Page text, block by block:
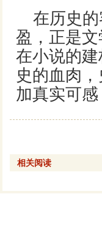
在历史
盈，正是
在小说的
史的血肉
加真实可感
相关阅读